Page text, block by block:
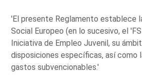
'El presente Reglamento establece
Social Europeo (en lo sucesivo, el
Iniciativa de Empleo Juvenil, su
disposiciones específicas, así como
gastos subvencionables.'